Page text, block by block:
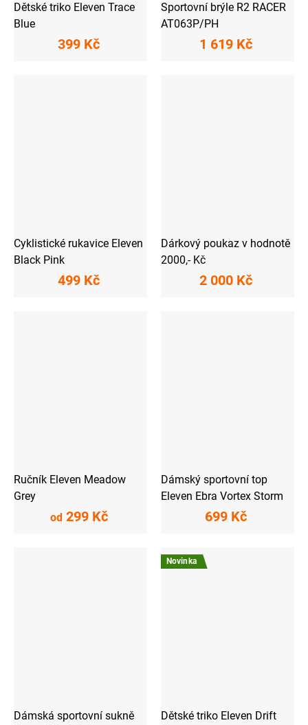
Dětské triko Eleven Trace
Blue
399 Kč
Sportovní brýle R2 RACER
AT063P/PH
1 619 Kč
Cyklistické rukavice Eleven
Black Pink
499 Kč
Dárkový poukaz v hodnotě
2000,- Kč
2 000 Kč
Ručník Eleven Meadow
Grey
od299 Kč
Dámský sportovní top
Eleven Ebra Vortex Storm
699 Kč
Dámská sportovní sukně
Novinka
Dětské triko Eleven Drift